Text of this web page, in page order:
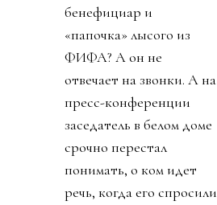
бенефициар и
«папочка» лысого из
ФИФА? А он не
отвечает на звонки. А на
пресс-конференции
заседатель в белом доме
срочно перестал
понимать, о ком идет
речь, когда его спросили